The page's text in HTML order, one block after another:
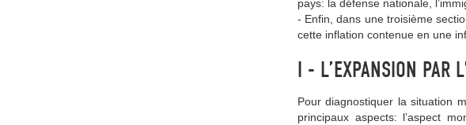
pays: la défense nationale,
- Enfin, dans une troisième
cette inflation contenue en une
I - L’EXPANSION PAR
Pour diagnostiquer la situation
principaux aspects: l’aspect